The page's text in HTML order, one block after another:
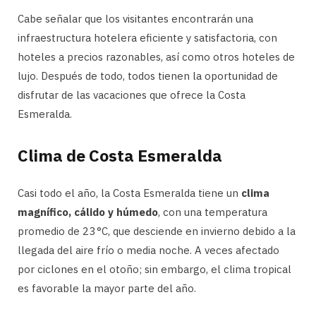
Cabe señalar que los visitantes encontrarán una
infraestructura hotelera eficiente y satisfactoria, con
hoteles a precios razonables, así como otros hoteles de
lujo. Después de todo, todos tienen la oportunidad de
disfrutar de las vacaciones que ofrece la Costa
Esmeralda.
Clima de Costa Esmeralda
Casi todo el año, la Costa Esmeralda tiene un clima
magnífico, cálido y húmedo, con una temperatura
promedio de 23 °C, que desciende en invierno debido a la
llegada del aire frío o media noche. A veces afectado
por ciclones en el otoño; sin embargo, el clima tropical
es favorable la mayor parte del año.